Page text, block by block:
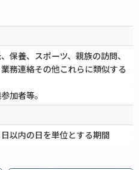
保養、スポーツ、親族の訪問、
務連絡その他これらに類似する
加者等。
以内の日を単位とする期間